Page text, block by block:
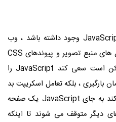
وجود داشته باشد ، وب
های منبع تصویر و پیوندهای CSS
است سعی کند JavaScriptرا
بارگیری ، بلکه تعامل اسکریپت بد
به جای JavaScript یک صفحه
های دیگر متوقف می شوند تا اینکه